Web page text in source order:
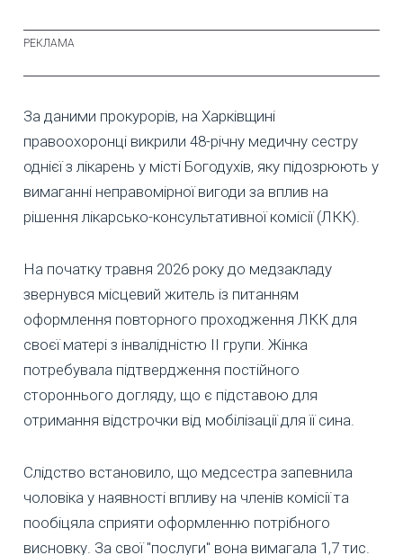
За даними прокурорів, на Харківщині
правоохоронці викрили 48-річну медичну сестру
однієї з лікарень у місті Богодухів, яку підозрюють у
вимаганні неправомірної вигоди за вплив на
рішення лікарсько-консультативної комісії (ЛКК).
На початку травня 2026 року до медзакладу
звернувся місцевий житель із питанням
оформлення повторного проходження ЛКК для
своєї матері з інвалідністю ІІ групи. Жінка
потребувала підтвердження постійного
стороннього догляду, що є підставою для
отримання відстрочки від мобілізації для її сина.
Слідство встановило, що медсестра запевнила
чоловіка у наявності впливу на членів комісії та
пообіцяла сприяти оформленню потрібного
висновку. За свої "послуги" вона вимагала 1,7 тис.